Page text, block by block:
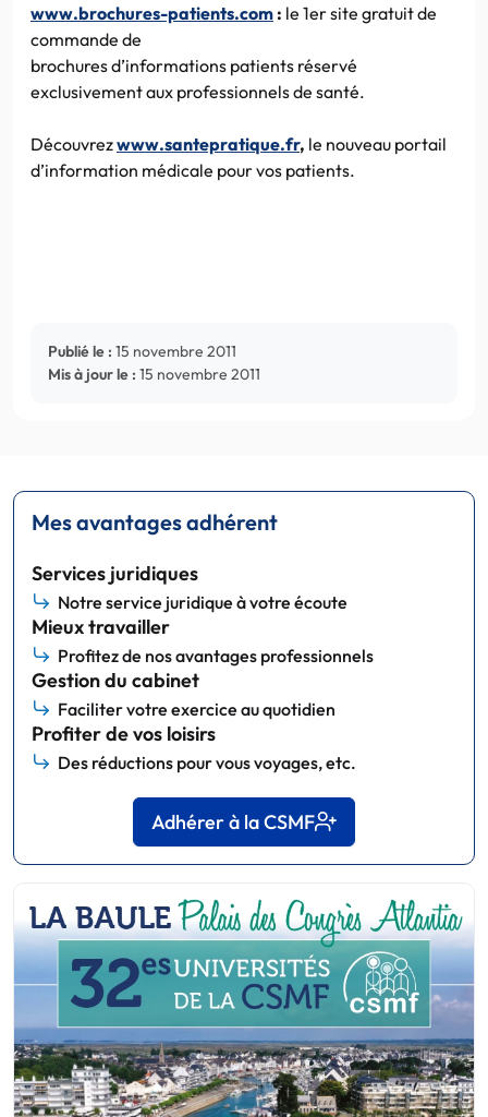
www.brochures-patients.com : le 1ersite gratuit de
commande de
brochures d’informations patients réservé
exclusivement aux professionnels de santé.
Découvrezwww.santepratique.fr, le nouveau portail
d’information médicale pour vos patients.
Publié le : 15 novembre 2011
Mis à jour le : 15 novembre 2011
Mes avantages adhérent
Services juridiques
Notre service juridique à votre écoute
Mieux travailler
Profitez de nos avantages professionnels
Gestion du cabinet
Faciliter votre exercice au quotidien
Profiter de vos loisirs
Des réductions pour vous voyages, etc.
Adhérer à la CSMF